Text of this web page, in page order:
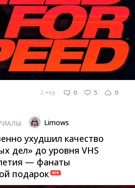
2 нед 0 5 0
Limows
ухудшил качество
дел» до уровня VHS
— фанаты
подарок